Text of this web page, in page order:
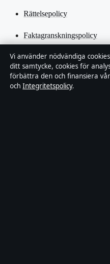
Rättelsepolicy
Faktagranskningspolicy
Ägande & finansiering
Integritetspolicy
Vi använder nödvändiga
ditt samtycke, cookies för
förbättra den och finansiera
och Integritetspolicy.